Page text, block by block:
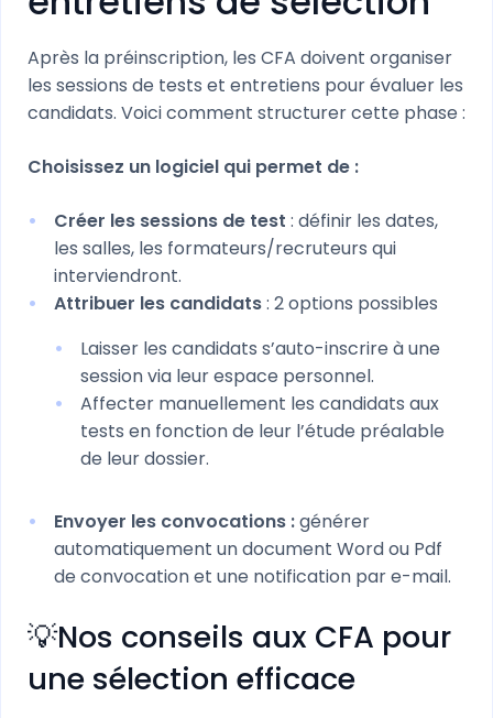
Après la préinscription, les CFA doivent organiser
les sessions de tests et entretiens pour évaluer les
candidats. Voici comment structurer cette phase :
Choisissez un logiciel qui permet de :
Créer les sessions de test : définir les dates,
les salles, les formateurs/recruteurs qui
interviendront.
Attribuer les candidats: 2 options possibles
Laisser les candidats s’auto-inscrire à une
session via leur espace personnel.
Affecter manuellement les candidats aux
tests en fonction de leur l’étude préalable
de leur dossier.
Envoyer les convocations :générer
automatiquement un document Word ou Pdf
de convocation et une notification par e-mail.
💡Nos conseils aux CFA pour
une sélection efficace